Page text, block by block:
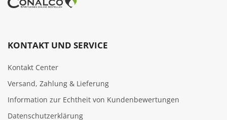
KONTAKT UND SERVICE
Kontakt Center
Versand, Zahlung & Lieferung
Information zur Echtheit von Kundenbewertungen
Datenschutzerklärung